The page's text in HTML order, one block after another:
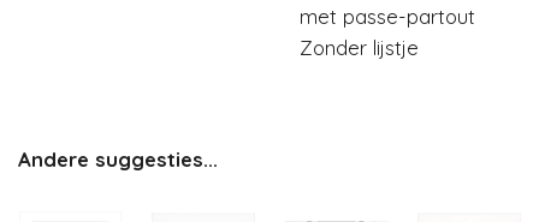
met passe-partout
Zonder lijstje
Andere suggesties...